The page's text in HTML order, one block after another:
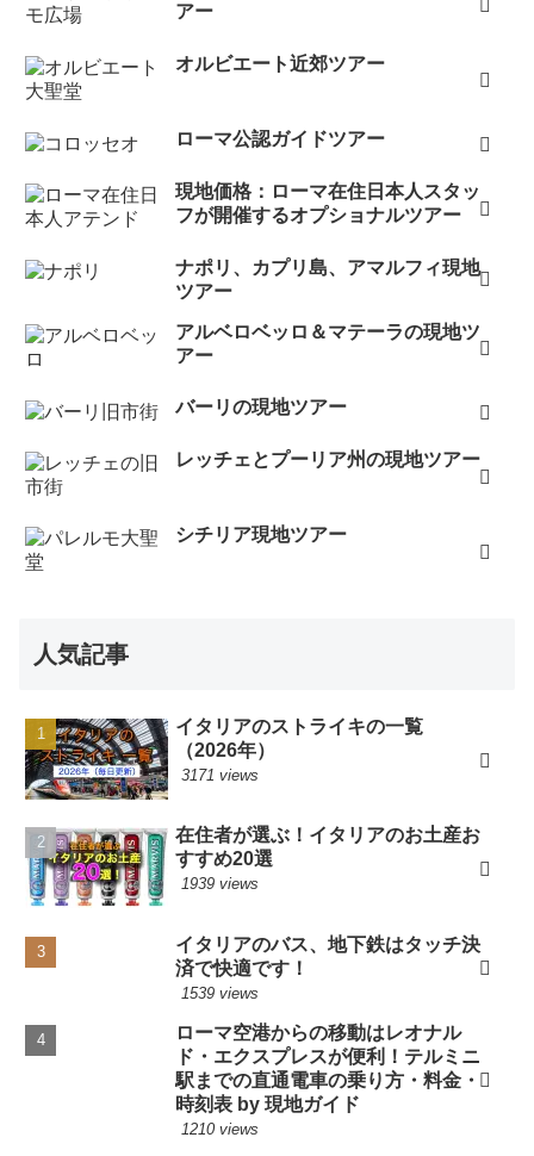
アー
オルビエート近郊ツアー
ローマ公認ガイドツアー
現地価格：ローマ在住日本人スタッ
フが開催するオプショナルツアー
ナポリ、カプリ島、アマルフィ現地
ツアー
アルベロベッロ＆マテーラの現地ツ
アー
バーリの現地ツアー
レッチェとプーリア州の現地ツアー
シチリア現地ツアー
人気記事
イタリアのストライキの一覧
（2026年）
3171 views
在住者が選ぶ！イタリアのお土産お
すすめ20選
1939 views
イタリアのバス、地下鉄はタッチ決
済で快適です！
1539 views
ローマ空港からの移動はレオナル
ド・エクスプレスが便利！テルミニ
駅までの直通電車の乗り方・料金・
時刻表 by 現地ガイド
1210 views